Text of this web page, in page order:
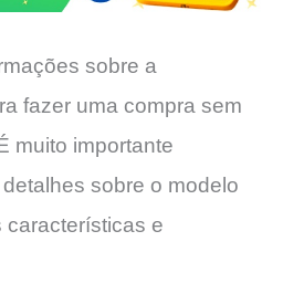
sobre a
fazer uma compra sem
muito importante
sobre o modelo
características e